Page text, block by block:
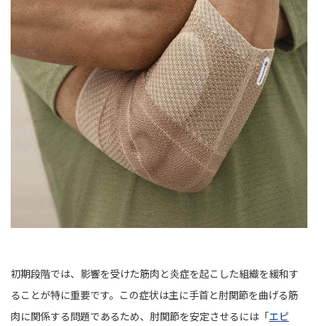
初期段階では、影響を受けた筋肉と炎症を起こした組織を緩和す
ることが特に重要です。この症状は主に手首と肘関節を曲げる筋
肉に関係する問題であるため、肘関節を安定させるには「エピ